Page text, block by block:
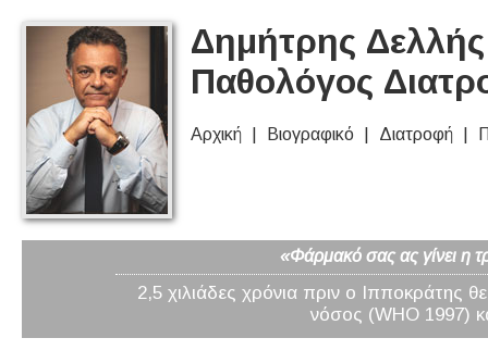
Δημήτρης
Παθολόγος
Αρχική Βιογραφικό Διατροφή
«Φάρμακό σας ας γίνει η
2,5 χιλιάδες χρόνια πριν ο Ιπποκράτης
νόσος (WHO 1997)